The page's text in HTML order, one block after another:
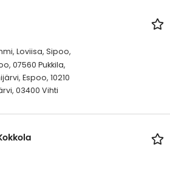
Loviisa, Sipoo,
07560 Pukkila,
Espoo, 10210
03400 Vihti